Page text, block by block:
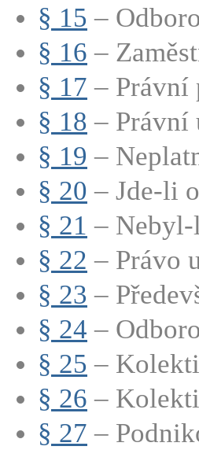
§ 15 –
§ 16 –
§ 17 – Právní
§ 18 – Právní
§ 19 –
§ 20 – Jde-li
§ 21 –
§ 22 – Právo
§ 23 –
§ 24 –
§ 25 –
§ 26 –
§ 27 –